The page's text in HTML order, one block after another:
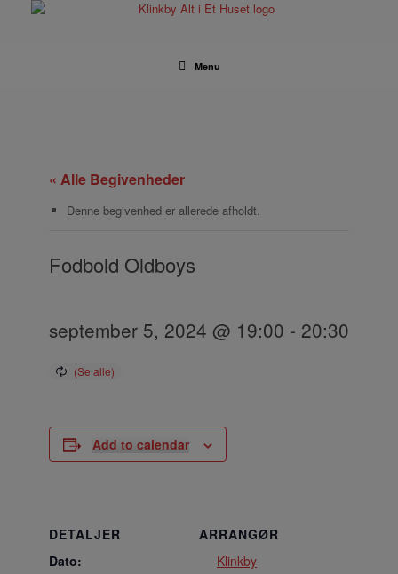
Menu
« Alle Begivenheder
Denne begivenhed er allerede afholdt.
Fodbold Oldboys
september 5, 2024 @ 19:00 - 20:30
Add to calendar
DETALJER
Dato:
ARRANGØR
Klinkby